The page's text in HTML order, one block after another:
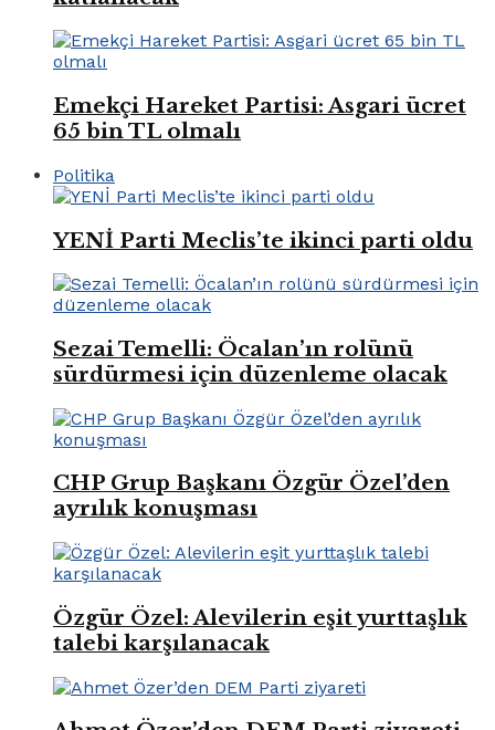
Emekçi Hareket Partisi: Asgari ücret
65 bin TL olmalı
Politika
YENİ Parti Meclis’te ikinci parti oldu
Sezai Temelli: Öcalan’ın rolünü
sürdürmesi için düzenleme olacak
CHP Grup Başkanı Özgür Özel’den
ayrılık konuşması
Özgür Özel: Alevilerin eşit yurttaşlık
talebi karşılanacak